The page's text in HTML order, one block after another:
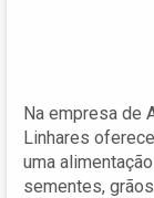
Na empresa de
Linhares
uma
sementes,